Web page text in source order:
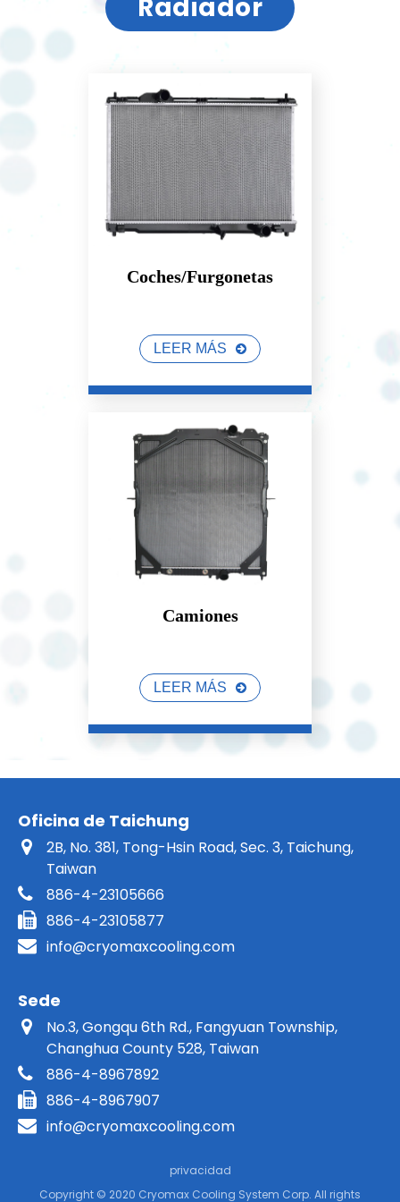
Radiador
Coches/Furgonetas
LEER MÁS
Camiones
LEER MÁS
Oficina de Taichung
2B, No. 381, Tong-Hsin Road, Sec. 3, Taichung,
Taiwan
886-4-23105666
886-4-23105877
info@cryomaxcooling.com
Sede
No.3, Gongqu 6th Rd., Fangyuan Township,
Changhua County 528, Taiwan
886-4-8967892
886-4-8967907
info@cryomaxcooling.com
privacidad
Copyright © 2020 Cryomax Cooling System Corp. All rights